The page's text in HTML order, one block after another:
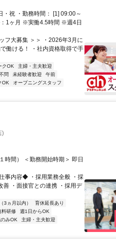
祝 ・勤務時間： [1] 09:00～
1ヶ月 ※実働4.5時間 ※週4日
フ大募集 ＞＞ ・2026年3月に
働ける！ ・社内資格取得で手
クOK
主婦・主夫歓迎
問 未経験者歓迎
午前
OK
オープニングスタッフ
)
時間） ＜勤務開始時期＞ 即日
事内容◆ ・採用業務全般 ・採
善 ・面接官との連携 ・採用デ
3ヵ月以内）
育休延長あり
料研修
週1日からOK
みOK
主婦・主夫歓迎